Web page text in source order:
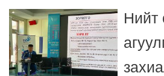
Нийт